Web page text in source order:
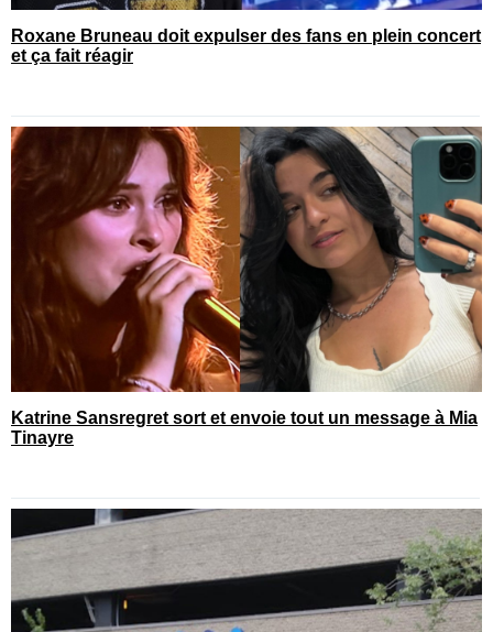
Roxane Bruneau doit expulser des fans en plein concert
et ça fait réagir
Katrine Sansregret sort et envoie tout un message à Mia
Tinayre